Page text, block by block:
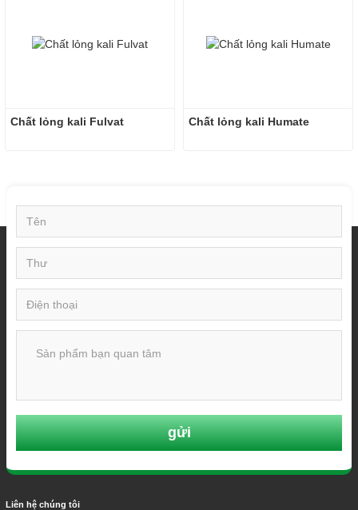
Chất lỏng kali Fulvat Chất lỏng kali Humate
gửi
Liên hệ chúng tôi